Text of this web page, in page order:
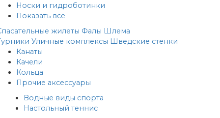
Носки и гидроботинки
Показать все
жилеты Фалы Шлема
Уличные комплексы Шведские стенки
Канаты
Качели
Кольца
Прочие аксессуары
Водные виды спорта
Настольный теннис